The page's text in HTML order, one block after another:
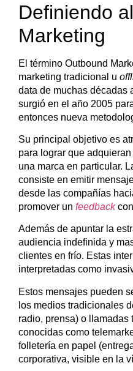
Definiendo
Marketing
El término Outbound
marketing tradicional u
data de muchas décadas
surgió en el año 2005
entonces nueva
Su principal objetivo es
para lograr que
una marca en particular.
consiste en emitir
desde las compañías
promover un feedback
Además de apuntar la
audiencia indefinida y
clientes en frío. Estas
interpretadas como
Estos mensajes pueden
los medios tradicionales
radio, prensa) o llamadas
conocidas como
folletería en papel
corporativa, visible en la